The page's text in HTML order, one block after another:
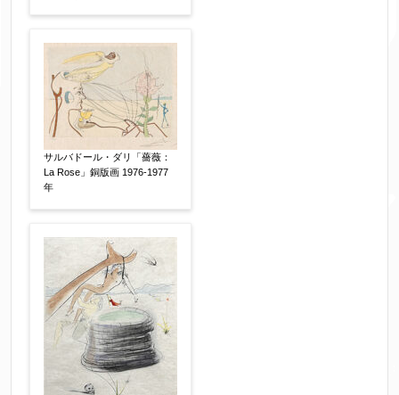
ざいますので、お電話(
合わせください。
電話番号 【必須】
※携帯電話などご連絡が取りやすいお電話番号を
【必須】
↓郵便番号を入力すると住所の最初が自動入力さ
れます。番地以下は任意でも結構です。
サルバドール・ダリ「薔薇：
La Rose」銅版画 1976-1977
年